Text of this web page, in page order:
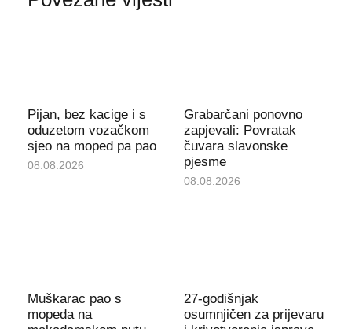
Pijan, bez kacige i s
oduzetom vozačkom
sjeo na moped pa pao
08.08.2026
Grabarčani ponovno
zapjevali: Povratak
čuvara slavonske
pjesme
08.08.2026
Muškarac pao s
mopeda na
27-godišnjak
osumnjičen za prijevaru